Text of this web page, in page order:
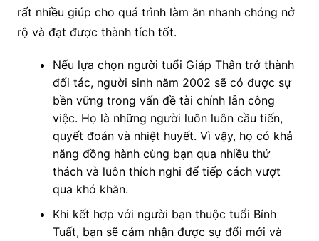
rất nhiều giúp cho quá trình làm ăn nhanh chóng nở
rộ và đạt được thành tích tốt.
Nếu lựa chọn người tuổi Giáp Thân trở thành
đối tác, người sinh năm 2002 sẽ có được sự
bền vững trong vấn đề tài chính lẫn công
việc. Họ là những người luôn luôn cầu tiến,
quyết đoán và nhiệt huyết. Vì vậy, họ có khả
năng đồng hành cùng bạn qua nhiều thử
thách và luôn thích nghi để tiếp cách vượt
qua khó khăn.
Khi kết hợp với người bạn thuộc tuổi Bính
Tuất, bạn sẽ cảm nhận được sự đổi mới và